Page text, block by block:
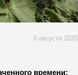
8 августа 2026
времени: